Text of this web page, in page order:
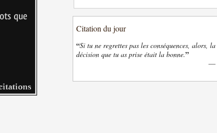
Citation du jour
“Si tu ne regrettes pas les conséquences, alors, la
décision que tu as prise était la bonne.”
—